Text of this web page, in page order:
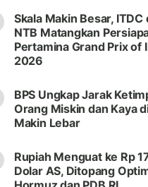
Skala Makin Besar, ITDC
NTB Matangkan
Pertamina Grand Prix of
2026
BPS Ungkap Jarak
Orang Miskin dan Kaya
Makin Lebar
Rupiah Menguat ke Rp
Dolar AS, Ditopang